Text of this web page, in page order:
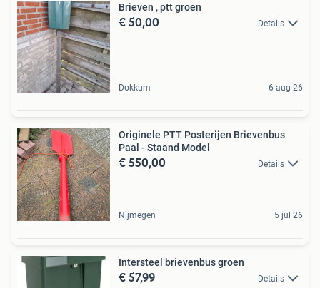
Brieven , ptt groen
€ 50,00 Details
Dokkum 6 aug 26
Originele PTT Posterijen Brievenbus
Paal - Staand Model
€ 550,00 Details
Nijmegen 5 jul 26
Intersteel brievenbus groen
€ 57,99 Details